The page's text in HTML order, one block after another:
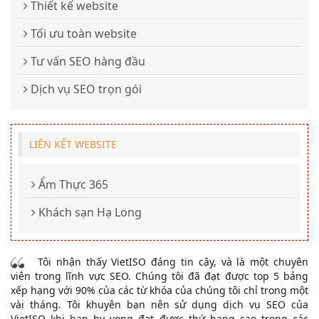
Thiết kế website
Tối ưu toàn website
Tư vấn SEO hàng đầu
Dịch vụ SEO trọn gói
LIÊN KẾT WEBSITE
Ẩm Thực 365
Khách sạn Hạ Long
Tôi nhận thấy VietISO đáng tin cậy, và là một chuyên
viên trong lĩnh vực SEO. Chúng tôi đã đạt được top 5 bảng
xếp hạng với 90% của các từ khóa của chúng tôi chỉ trong một
vài tháng. Tôi khuyên bạn nên sử dụng dịch vụ SEO của